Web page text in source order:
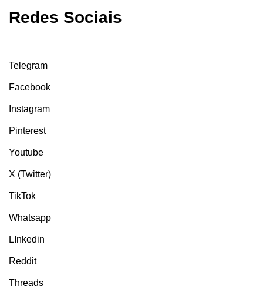
Redes Sociais
Telegram
Facebook
Instagram
Pinterest
Youtube
X (Twitter)
TikTok
Whatsapp
LInkedin
Reddit
Threads